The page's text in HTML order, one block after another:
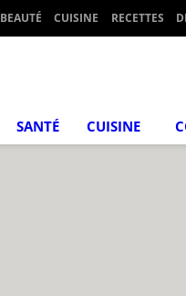
BEAUTÉ CUISINE RECETTES
SANTÉ CUISINE